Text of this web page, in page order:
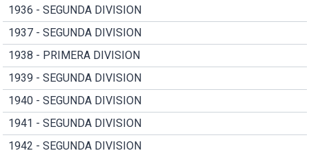
1936 - SEGUNDA DIVISION
1937 - SEGUNDA DIVISION
1938 - PRIMERA DIVISION
1939 - SEGUNDA DIVISION
1940 - SEGUNDA DIVISION
1941 - SEGUNDA DIVISION
1942 - SEGUNDA DIVISION